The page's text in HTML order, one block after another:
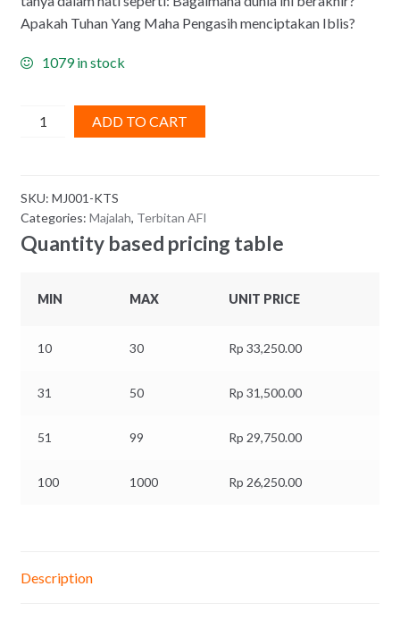
Apakah Tuhan Yang Maha Pengasih menciptakan Iblis?
1079 in stock
Majalah
Kebenaran
ADD TO CART
SKU: MJ001-KTS
Categories: Majalah, Terbitan AFI
Quantity based pricing table
MIN MAX UNIT PRICE
10 30 Rp 33,250.00
31 50 Rp 31,500.00
51 99 Rp 29,750.00
100 1000 Rp 26,250.00
Description